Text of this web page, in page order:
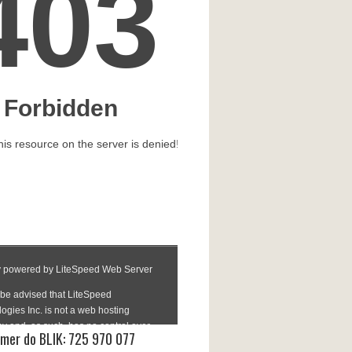
do BLIK: 725 970 077